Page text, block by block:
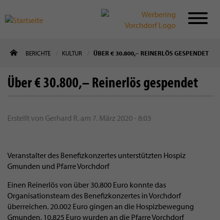
zum
BERICHTE KULTUR ÜBER € 30.800,– REINERLÖS GESPENDET
Über € 30.800,– Reinerlös gespendet
Erstellt von Gerhard R. am 7. März 2020 - 8:03
Veranstalter des Benefizkonzertes unterstützten Hospiz
Gmunden und Pfarre Vorchdorf
Einen Reinerlös von über 30.800 Euro konnte das
Organisationsteam des Benefizkonzertes in Vorchdorf
überreichen. 20.002 Euro gingen an die Hospizbewegung
Gmunden, 10.825 Euro wurden an die Pfarre Vorchdorf